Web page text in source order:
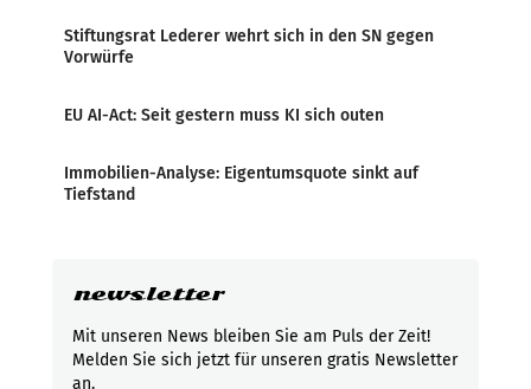
Stiftungsrat Lederer wehrt sich in den SN gegen
Vorwürfe
EU AI-Act: Seit gestern muss KI sich outen
Immobilien-Analyse: Eigentumsquote sinkt auf
Tiefstand
newsletter
Mit unseren News bleiben Sie am Puls der Zeit!
Melden Sie sich jetzt für unseren gratis Newsletter
an.